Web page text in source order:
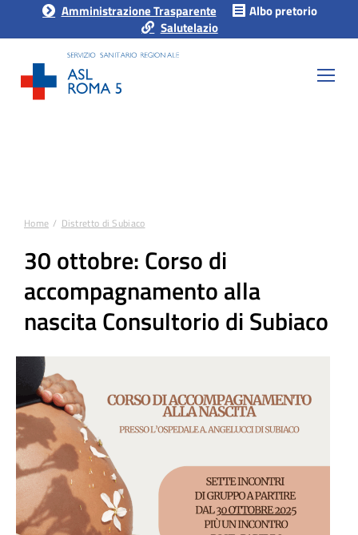
Amministrazione Trasparente
Albo pretorio
Salutelazio
Tu sei qui:
Home Distretto di Subiaco
30 ottobre: Corso di
accompagnamento alla
nascita Consultorio di Subiaco